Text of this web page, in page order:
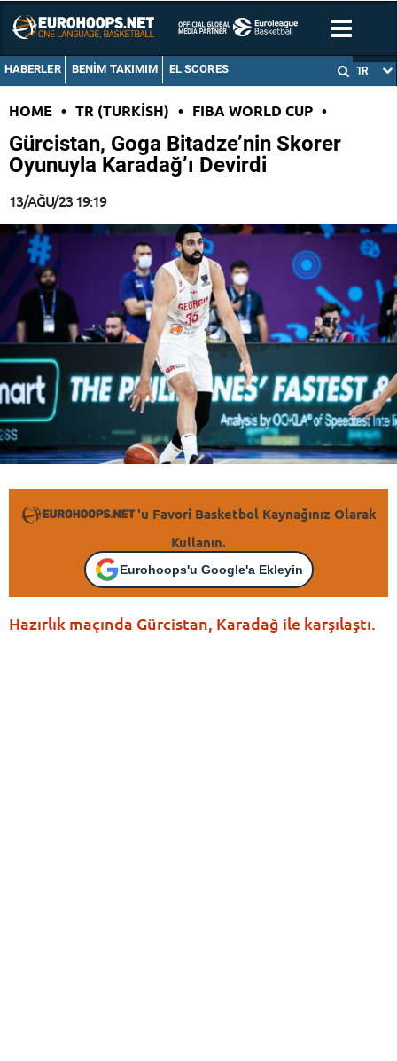
HABERLER BENIM TAKIMIM EL SCORES TR
HOME • TR (TURKISH) • FIBA WORLD CUP •
Gürcistan, Goga Bitadze’nin Skorer
Oyunuyla Karadağ’ı Devirdi
13/AĞU/23 19:19
'u Favori Basketbol Kaynağınız Olarak
Kullanın.
Eurohoops'u Google'a Ekleyin
Hazırlık maçında Gürcistan, Karadağ ile karşılaştı.